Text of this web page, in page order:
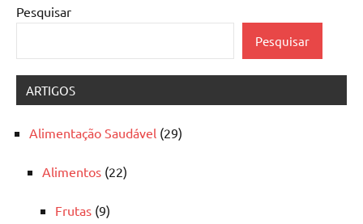
Pesquisar
Pesquisar
ARTIGOS
Alimentação Saudável (29)
Alimentos (22)
Frutas (9)